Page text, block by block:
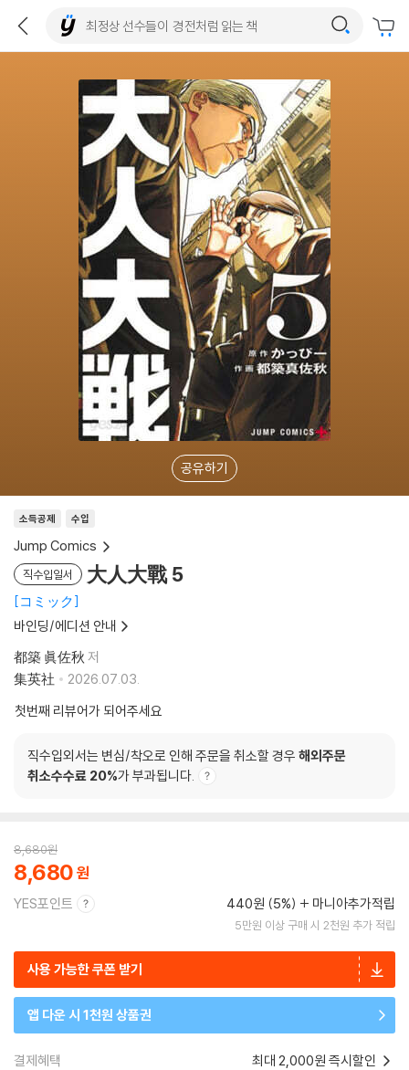
공유하기
소득공제 수입
Jump Comics
직수입일서 大人大戰 5
コミック
바인딩/에디션 안내
都築 眞佐秋 저
集英社
2026.07.03.
첫번째 리뷰어가 되어주세요
직수입외서는 변심/착오로 인해 주문을 취소할 경우 해외주문
취소수수료 20%가 부과됩니다.
8,680원
8,680
YES포인트 440원 (5%) 마니아추가적립
5만원 이상 구매 시 2천원 추가 적립
사용 가능한 쿠폰 받기
앱 다운 시 1천원 상품권
결제혜택 최대 2,000원 즉시할인